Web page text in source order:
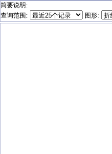
简要说明:
查询范围:
图形: